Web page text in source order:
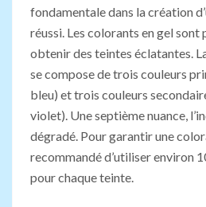
fondamentale dans la création
réussi. Les colorants en gel
obtenir des teintes éclatantes.
se compose de trois couleurs
bleu) et trois couleurs
violet). Une septième nuance,
dégradé. Pour garantir une
recommandé d’utiliser environ
pour chaque teinte.